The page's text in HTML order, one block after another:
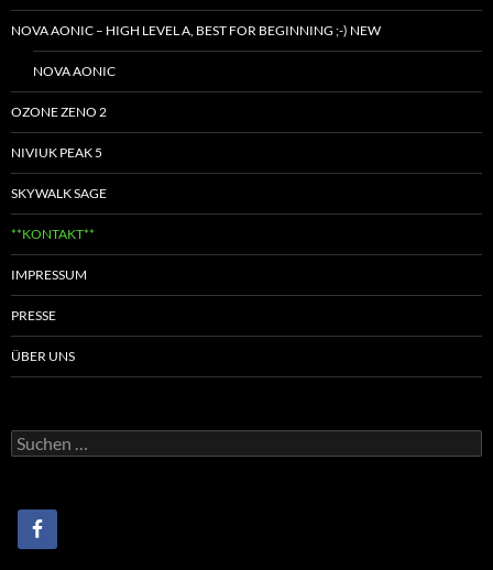
NOVA AONIC – HIGH LEVEL A, BEST FOR BEGINNING ;-) NEW
NOVA AONIC
OZONE ZENO 2
NIVIUK PEAK 5
SKYWALK SAGE
**KONTAKT**
IMPRESSUM
PRESSE
ÜBER UNS
Suchen
nach: